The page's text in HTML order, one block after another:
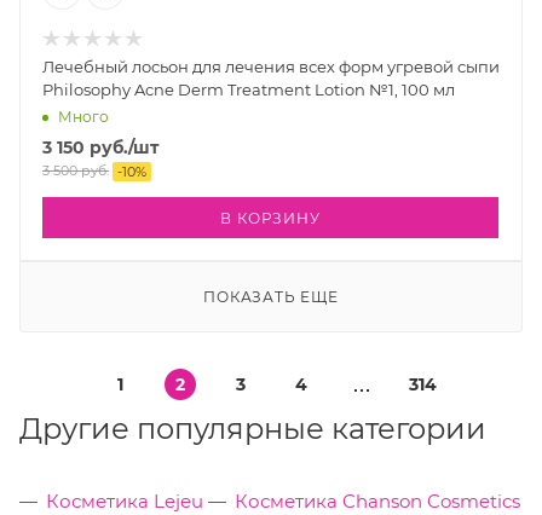
Лечебный лосьон для лечения всех форм угревой сыпи
Philosophy Acne Derm Treatment Lotion №1, 100 мл
Много
3 150 руб./шт
3 500руб. -10%
В КОРЗИНУ
ПОКАЗАТЬ ЕЩЕ
1 2 3 4 314
Другие популярные категории
Косметика Lejeu
Косметика Chanson Cosmetics